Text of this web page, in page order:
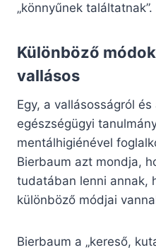
„könnyűnek találtatnak”.
Különböző
vallásos
Egy, a vallásosságról
egészségügyi
mentálhigiénével
Bierbaum azt mondja,
tudatában lenni annak,
különböző módjai
Bierbaum a „kereső,